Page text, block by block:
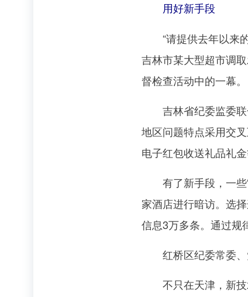
用好新手段
“请提供去年以来的
吉林市某大型超市调
督检查活动中的一幕。
吉林省纪委监委联
地区问题特点采用交
电子红包收送礼品礼金
有了新手段，一些“
家酒店进行暗访。选
信息3万多条。通过规
红桥区纪委常委、
不只在天津，新技